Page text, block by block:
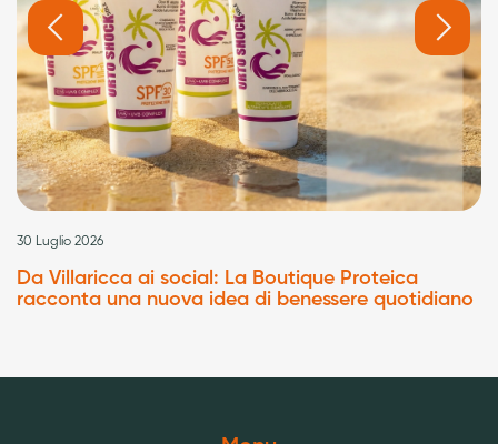
30 Luglio 2026
Da Villaricca ai social: La Boutique Proteica
racconta una nuova idea di benessere quotidiano